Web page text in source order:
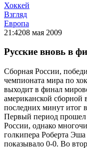
Хоккей
Взгляд
Европа
21:4208 мая 2009
Русские вновь в
Сборная России,
чемпионата мира по
выходит в финал
американской
последних минут итог
Первый период прошел
России, однако
голкипера Роберта Эша
показывало 0-0. Во